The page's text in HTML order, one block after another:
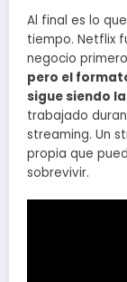
Al final es lo
tiempo. Netflix
negocio
pero el
sigue siendo
trabajado
streaming. Un
propia que
sobrevivir.